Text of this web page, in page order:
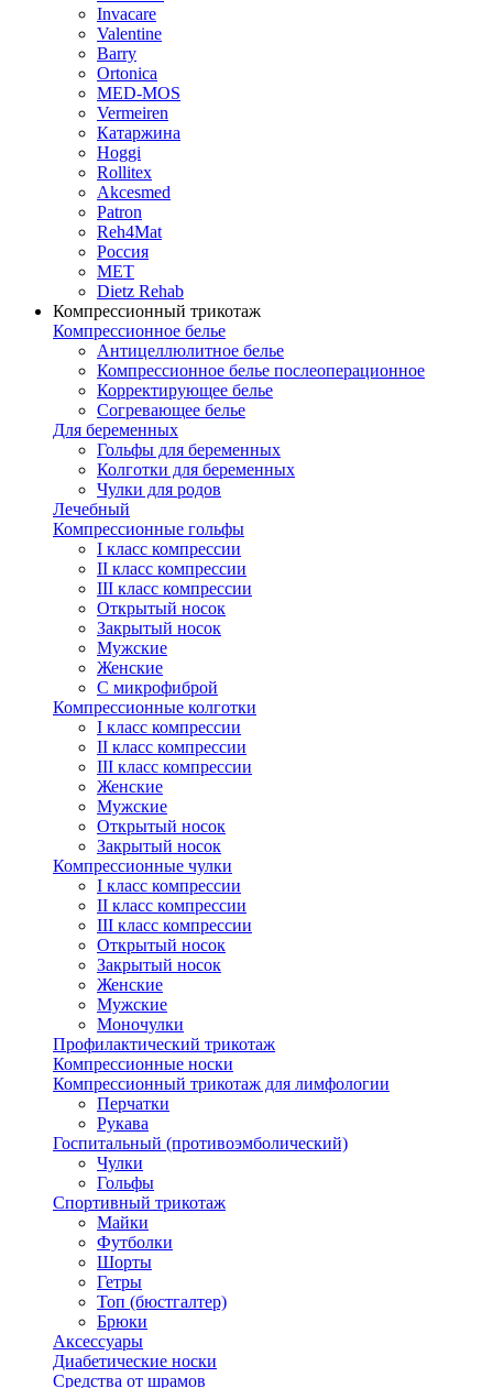
Invacare
Valentine
Barry
Ortonica
MED-MOS
Vermeiren
Катаржина
Hoggi
Rollitex
Akcesmed
Patron
Reh4Mat
Россия
МЕТ
Dietz Rehab
Компрессионный трикотаж
Компрессионное белье
Антицеллюлитное белье
Компрессионное белье послеоперационное
Корректирующее белье
Согревающее белье
Для беременных
Гольфы для беременных
Колготки для беременных
Чулки для родов
Лечебный
Компрессионные гольфы
I класс компрессии
II класс компрессии
III класс компрессии
Открытый носок
Закрытый носок
Мужские
Женские
С микрофиброй
Компрессионные колготки
I класс компрессии
II класс компрессии
III класс компрессии
Женские
Мужские
Открытый носок
Закрытый носок
Компрессионные чулки
I класс компрессии
II класс компрессии
III класс компрессии
Открытый носок
Закрытый носок
Женские
Мужские
Моночулки
Профилактический трикотаж
Компрессионные носки
Компрессионный трикотаж для лимфологии
Перчатки
Рукава
Госпитальный (противоэмболический)
Чулки
Гольфы
Спортивный трикотаж
Майки
Футболки
Шорты
Гетры
Топ (бюстгалтер)
Брюки
Аксессуары
Диабетические носки
Средства от шрамов